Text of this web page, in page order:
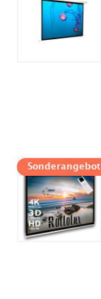
Sonderangebot